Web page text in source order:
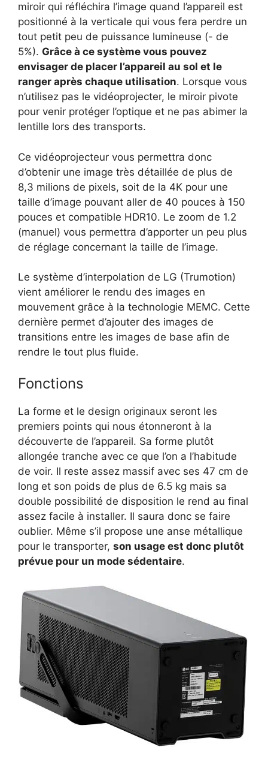
miroir qui réfléchira l’image quand l’appareil est
positionné à la verticale qui vous fera perdre un
tout petit peu de puissance lumineuse (- de
5%). Grâce à ce système vous pouvez
envisager de placer l’appareil au sol et le
ranger après chaque utilisation. Lorsque vous
n’utilisez pas le vidéoprojecter, le miroir pivote
pour venir protéger l’optique et ne pas abimer la
lentille lors des transports.
Ce vidéoprojecteur vous permettra donc
d’obtenir une image très détaillée de plus de
8,3 milions de pixels, soit de la 4K pour une
taille d’image pouvant aller de 40 pouces à 150
pouces et compatible HDR10. Le zoom de 1.2
(manuel) vous permettra d’apporter un peu plus
de réglage concernant la taille de l’image.
Le système d’interpolation de LG (Trumotion)
vient améliorer le rendu des images en
mouvement grâce à la technologie MEMC. Cette
dernière permet d’ajouter des images de
transitions entre les images de base afin de
rendre le tout plus fluide.
Fonctions
La forme et le design originaux seront les
premiers points qui nous étonneront à la
découverte de l’appareil. Sa forme plutôt
allongée tranche avec ce que l’on a l’habitude
de voir. Il reste assez massif avec ses 47 cm de
long et son poids de plus de 6.5 kg mais sa
double possibilité de disposition le rend au final
assez facile à installer. Il saura donc se faire
oublier. Même s’il propose une anse métallique
pour le transporter, son usage est donc plutôt
prévue pour un mode sédentaire.